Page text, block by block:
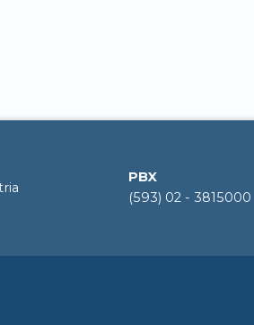
PBX
(593) 02 - 3815000